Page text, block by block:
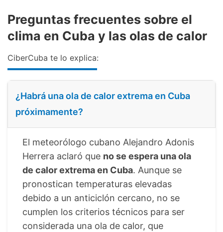
Preguntas frecuentes sobre el
clima en Cuba y las olas de calor
CiberCuba te lo explica:
¿Habrá una ola de calor extrema en Cuba
próximamente?
El meteorólogo cubano Alejandro Adonis
Herrera aclaró que no se espera una ola
de calor extrema en Cuba. Aunque se
pronostican temperaturas elevadas
debido a un anticiclón cercano, no se
cumplen los criterios técnicos para ser
considerada una ola de calor, que